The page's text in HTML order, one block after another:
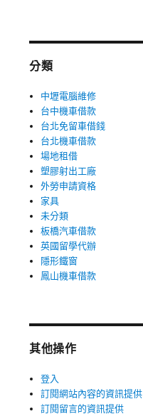
分類
中壢電腦維修
台中機車借款
台北免留車借錢
台北機車借款
場地租借
塑膠射出工廠
外勞申請資格
家具
未分類
板橋汽車借款
英國留學代辦
隱形鐵窗
鳳山機車借款
其他操作
登入
訂閱網站內容的資訊提供
訂閱留言的資訊提供